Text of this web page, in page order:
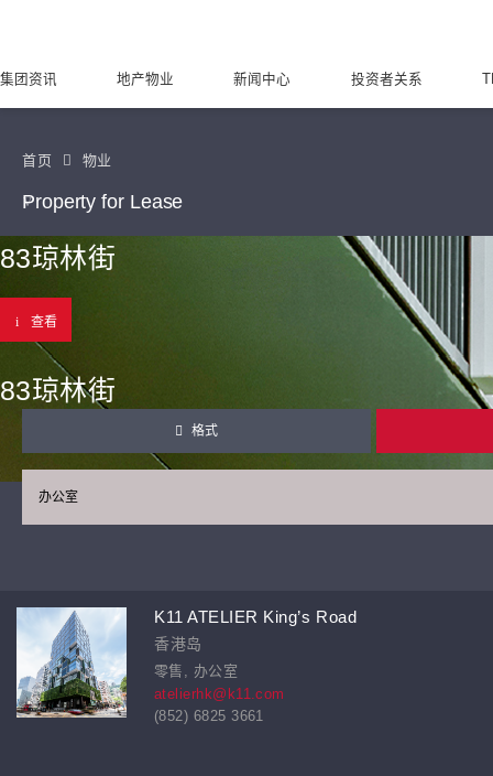
集团资讯 地产物业 新闻中心 投资者关系
首页 物业
Property for Lease
83琼林街
查看
83琼林街
格式
办公室
K11 ATELIER King’s Road
香港岛
零售, 办公室
atelierhk@k11.com
(852) 6825 3661